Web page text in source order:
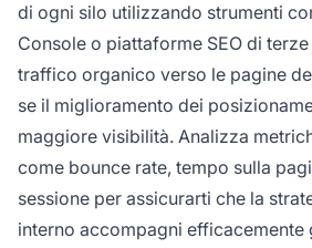
di ogni silo utilizzando strumenti
Console o piattaforme SEO di
traffico organico verso le pagine
se il miglioramento dei
maggiore visibilità. Analizza
come bounce rate, tempo sulla
sessione per assicurarti che la
interno accompagni efficacemente